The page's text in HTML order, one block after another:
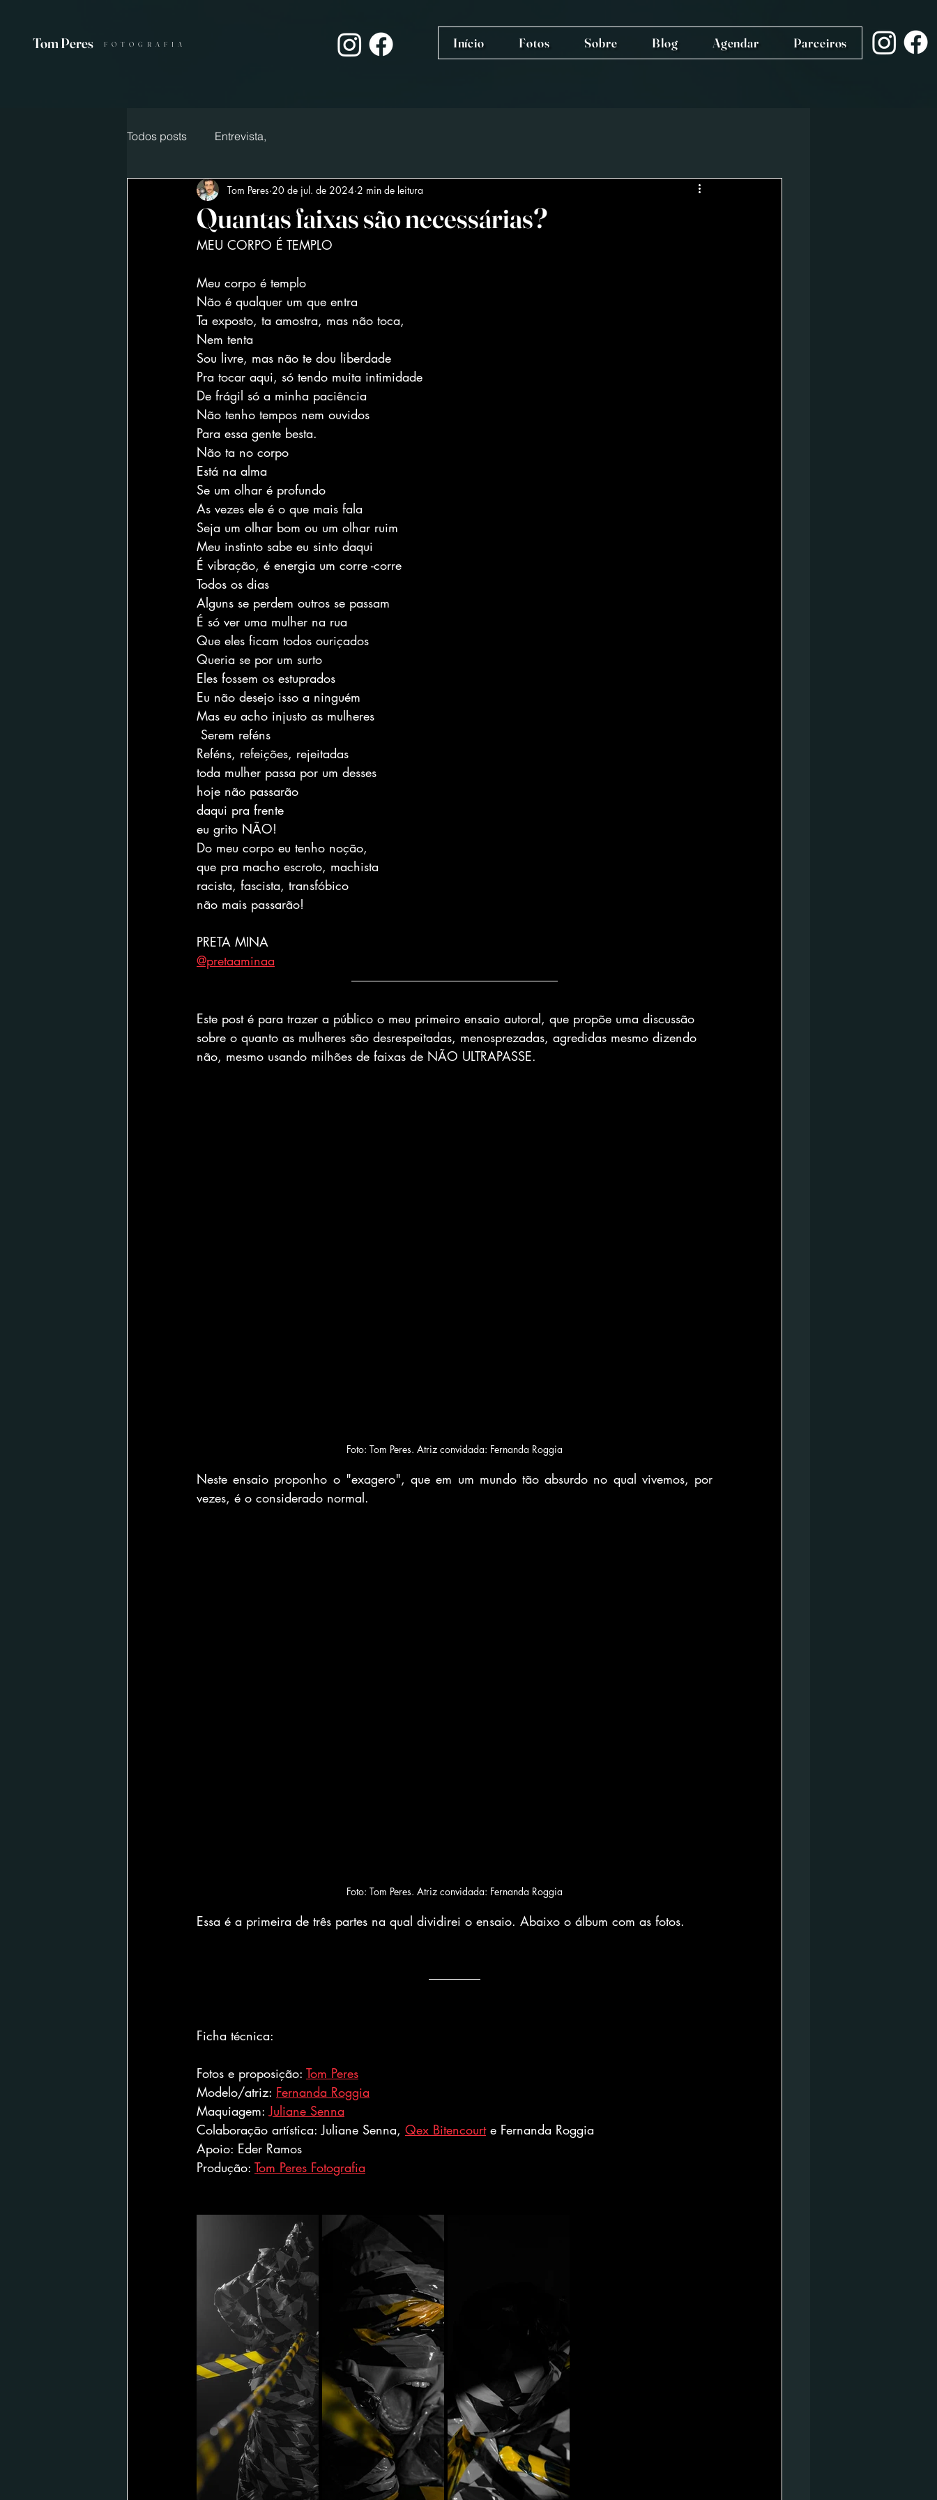
Tom Peres FOTOGRAFIA Início Fotos Sobre Blog Agendar Parceiros
Todos posts Entrevista,
Quantas faixas são necessárias?
Tom Peres 20 de jul. de 2024 2 min de leitura
MEU CORPO É TEMPLO
Meu corpo é templo
Não é qualquer um que entra
Ta exposto, ta amostra, mas não toca,
Nem tenta
Sou livre, mas não te dou liberdade
Pra tocar aqui, só tendo muita intimidade
De frágil só a minha paciência
Não tenho tempos nem ouvidos
Para essa gente besta.
Não ta no corpo
Está na alma
Se um olhar é profundo
As vezes ele é o que mais fala
Seja um olhar bom ou um olhar ruim
Meu instinto sabe eu sinto daqui
É vibração, é energia um corre -corre
Todos os dias
Alguns se perdem outros se passam
É só ver uma mulher na rua
Que eles ficam todos ouriçados
Queria se por um surto
Eles fossem os estuprados
Eu não desejo isso a ninguém
Mas eu acho injusto as mulheres
Serem reféns
Reféns, refeições, rejeitadas
toda mulher passa por um desses
hoje não passarão
daqui pra frente
eu grito NÃO!
Do meu corpo eu tenho noção,
que pra macho escroto, machista
racista, fascista, transfóbico
não mais passarão!
PRETA MINA
@pretaaminaa
Este post é para trazer a público o meu primeiro ensaio autoral, que propõe uma discussão
sobre o quanto as mulheres são desrespeitadas, menosprezadas, agredidas mesmo dizendo
não, mesmo usando milhões de faixas de NÃO ULTRAPASSE.
Foto: Tom Peres. Atriz convidada: Fernanda Roggia
Neste ensaio proponho o "exagero", que em um mundo tão absurdo no qual vivemos, por
vezes, é o considerado normal.
Foto: Tom Peres. Atriz convidada: Fernanda Roggia
Essa é a primeira de três partes na qual dividirei o ensaio. Abaixo o álbum com as fotos.
Ficha técnica:
Fotos e proposição: Tom Peres
Modelo/atriz: Fernanda Roggia
Maquiagem: Juliane Senna
Colaboração artística: Juliane Senna, Qex Bitencourt e Fernanda Roggia
Apoio: Eder Ramos
Produção: Tom Peres Fotografia